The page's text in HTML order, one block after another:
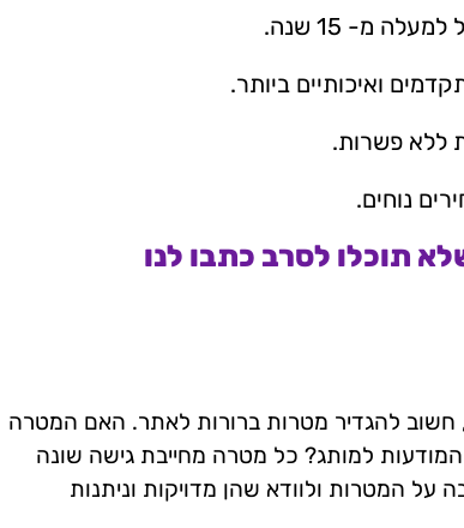
מ- 15 שנה.
ואיכותיים ביותר.
ללא פשרות.
נוחים.
תוכלו לסרב כתבו לנו
חשוב להגדיר מטרות ברורות לאתר. האם המטרה
למותג? כל מטרה מחייבת גישה שונה
על המטרות ולוודא שהן מדויקות וניתנות